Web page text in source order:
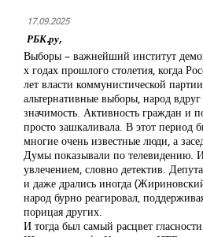
17.09.2025
РБК.ру,
Выборы – важнейший институт
х годах прошлого столетия, когда
лет власти коммунистической
альтернативные выборы, народ
значимость. Активность граждан и
просто зашкаливала. В этот период
многие очень известные люди, а
Думы показывали по телевидению.
увлечением, словно детектив.
и даже дрались иногда
народ бурно реагировал,
порицая других.
И тогда был самый расцвет